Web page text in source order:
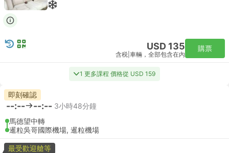
USD 135
含税 車輛，全部包含在內
購票
1 更多課程 價格從 USD 159
即刻確認
--:-- --:-- 3小時48分鐘
馬德望中轉
暹粒吳哥國際機場, 暹粒機場
最受歡迎艙等